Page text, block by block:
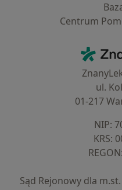
Centrum
ul.
01-217
NIP:
KRS:
Sąd Rejonowy dla